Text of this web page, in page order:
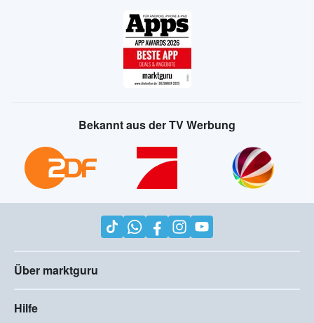
Bekannt aus der TV Werbung
Über marktguru
Hilfe